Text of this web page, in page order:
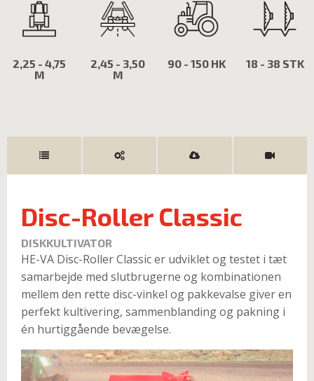
2,25 - 4,75
M
2,45 - 3,50
M
90 - 150 HK 18 - 38 STK
Disc-Roller Classic
DISKKULTIVATOR
HE-VA Disc-Roller Classic er udviklet og testet i tæt
samarbejde med slutbrugerne og kombinationen
mellem den rette disc-vinkel og pakkevalse giver en
perfekt kultivering, sammenblanding og pakning i
én hurtiggående bevægelse.